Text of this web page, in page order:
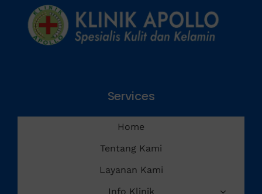
Home
Layanan Kami
Info Klinik